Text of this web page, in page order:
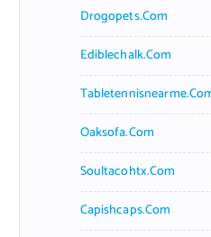
Drogopets.com
Ediblechalk.com
Oaksofa.com
Soultacohtx.com
Capishcaps.com